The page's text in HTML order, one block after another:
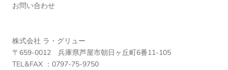
お問い合わせ
株式会社 ラ・グリュー
〒659-0012 兵庫県芦屋市朝日ヶ丘町6番11-105
TEL&FAX ：0797-75-9750